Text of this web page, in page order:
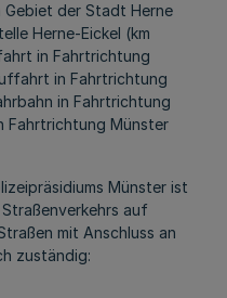
der Stadt Herne
Herne-Eickel (km
in Fahrtrichtung
in Fahrtrichtung
in Fahrtrichtung
Fahrtrichtung Münster
Münster ist
auf
mit Anschluss an
zuständig: